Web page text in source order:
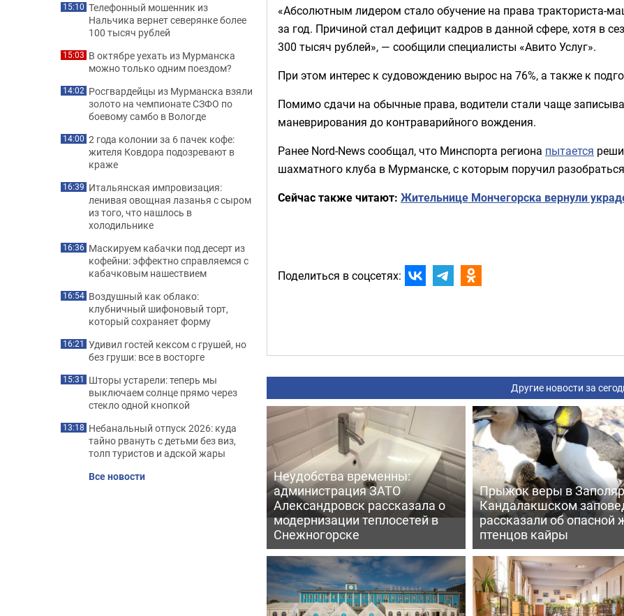
«Абсолютным лидером стало обучение на права тракториста-
за год. Причиной стал дефицит кадров в данной сфере, хотя в
300 тысяч рублей», — сообщили специалисты «Авито Услуг».
При этом интерес к судовождению вырос на 76%, а также к
Помимо сдачи на обычные права, водители стали чаще
маневрирования до контраварийного вождения.
Ранее Nord-News сообщал, что Минспорта региона пытается
шахматного клуба в Мурманске, с которым поручил
Сейчас также читают: Жительнице Мончегорска вернули
Поделиться в соцсетях:
Другие новости за
Неудобства временны:
администрация ЗАТО
Александровск рассказала о
модернизации теплосетей в
Снежногорске
Прыжок веры в
Кандалакшском
рассказали об опасной
птенцов кайры
15:10 Телефонный мошенник из
Нальчика вернет северянке более
100 тысяч рублей
15:03 В октябре уехать из Мурманска
можно только одним поездом?
14:02 Росгвардейцы из Мурманска взяли
золото на чемпионате СЗФО по
боевому самбо в Вологде
14:00 2 года колонии за 6 пачек кофе:
жителя Ковдора подозревают в
краже
16:39 Итальянская импровизация:
ленивая овощная лазанья с сыром
из того, что нашлось в
холодильнике
16:36 Маскируем кабачки под десерт из
кофейни: эффектно справляемся с
кабачковым нашествием
16:54 Воздушный как облако:
клубничный шифоновый торт,
который сохраняет форму
16:21 Удивил гостей кексом с грушей, но
без груши: все в восторге
15:31 Шторы устарели: теперь мы
выключаем солнце прямо через
стекло одной кнопкой
13:18 Небанальный отпуск 2026: куда
тайно рвануть с детьми без виз,
толп туристов и адской жары
Все новости